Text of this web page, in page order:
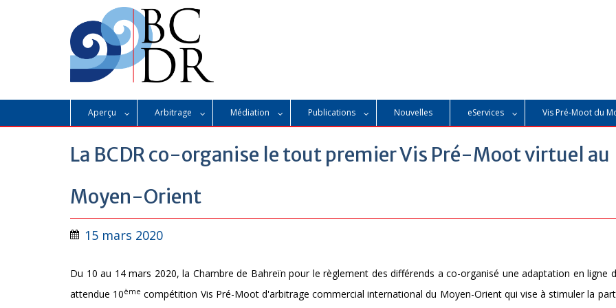
Aperçu Arbitrage Médiation Publications Nouvelles eServices Vis Pré-Moot du
La BCDR co-organise le tout premier Vis Pré-Moot virtuel au
Moyen-Orient
15 mars 2020
Du 10 au 14 mars 2020, la Chambre de Bahreïn pour le règlement des différends a co-organisé une adaptation en ligne
attendue 10ème compétition Vis Pré-Moot d'arbitrage commercial international du Moyen-Orient qui vise à stimuler la